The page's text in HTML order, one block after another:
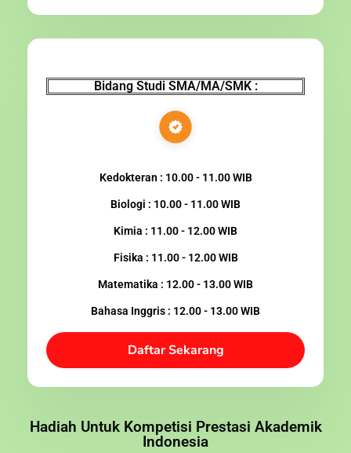
Bidang Studi SMA/MA/SMK :
Kedokteran : 10.00 - 11.00 WIB
Biologi : 10.00 - 11.00 WIB
Kimia : 11.00 - 12.00 WIB
Fisika : 11.00 - 12.00 WIB
Matematika : 12.00 - 13.00 WIB
Bahasa Inggris : 12.00 - 13.00 WIB
Daftar Sekarang
Hadiah Untuk Kompetisi Prestasi Akademik
Indonesia